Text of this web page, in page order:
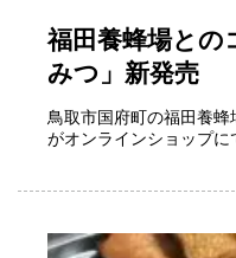
福田養蜂場との
みつ」新発売
鳥取市国府町の福田養蜂
がオンラインショップ